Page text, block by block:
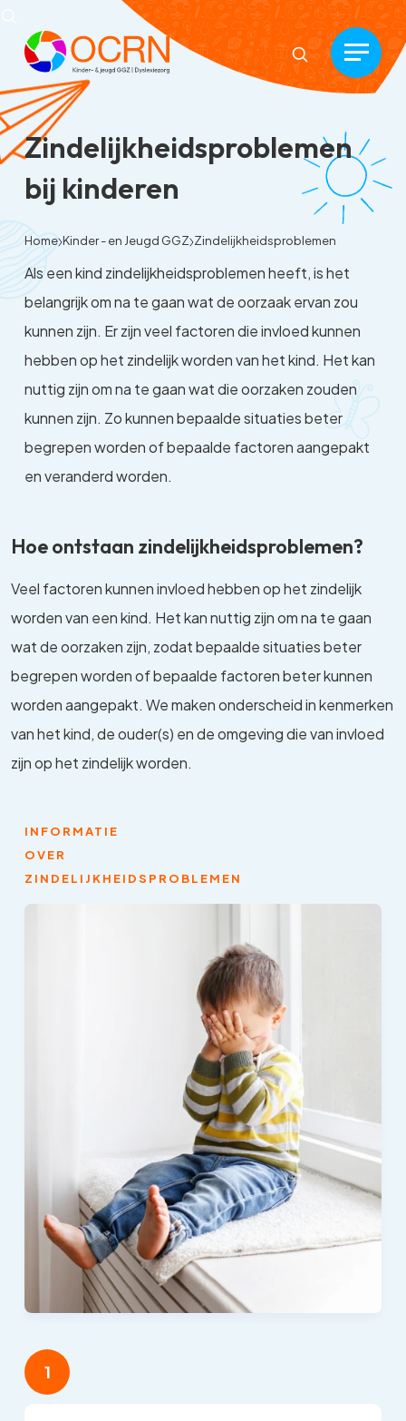
Zindelijkheidsproblemen
bij kinderen
Home Kinder - en Jeugd GGZ Zindelijkheidsproblemen
Als een kind zindelijkheidsproblemen heeft, is het
belangrijk om na te gaan wat de oorzaak ervan zou
kunnen zijn. Er zijn veel factoren die invloed kunnen
hebben op het zindelijk worden van het kind. Het kan
nuttig zijn om na te gaan wat die oorzaken zouden
kunnen zijn. Zo kunnen bepaalde situaties beter
begrepen worden of bepaalde factoren aangepakt
en veranderd worden.
Hoe ontstaan zindelijkheidsproblemen?
Veel factoren kunnen invloed hebben op het zindelijk
worden van een kind. Het kan nuttig zijn om na te gaan
wat de oorzaken zijn, zodat bepaalde situaties beter
begrepen worden of bepaalde factoren beter kunnen
worden aangepakt. We maken onderscheid in kenmerken
van het kind, de ouder(s) en de omgeving die van invloed
zijn op het zindelijk worden.
INFORMATIE
OVER
ZINDELIJKHEIDSPROBLEMEN
1